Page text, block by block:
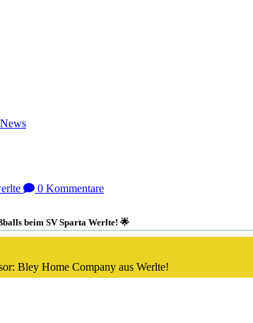
0 Kommentare
beim SV Sparta Werlte! 🌟
Bley Home Company aus Werlte!